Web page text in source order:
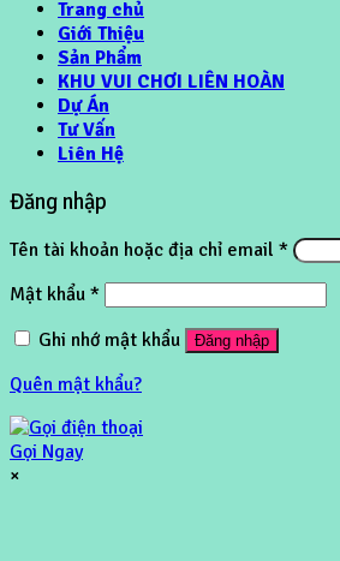
Trang chủ
Giới Thiệu
Sản Phẩm
KHU VUI CHƠI LIÊN HOÀN
Dự Án
Tư Vấn
Liên Hệ
Đăng nhập
Tên tài khoản hoặc địa chỉ email *
Mật khẩu *
Ghi nhớ mật khẩu
Đăng nhập
Quên mật khẩu?
Gọi Ngay
×